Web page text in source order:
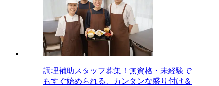
調理補助スタッフ募集！無資格・未経験で
もすぐ始められる、カンタンな盛り付け＆